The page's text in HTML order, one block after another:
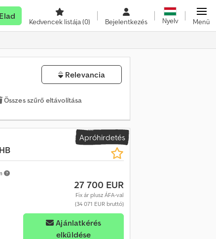
Elad
Kedvencek listája(0) Bejelentkezés Nyelv Menü
Relevancia
Összes szűrő eltávolítása
Apróhirdetés
27 700 EUR
Fix ár plusz ÁFA-val
(34 071 EUR bruttó)
Ajánlatkérés
elküldése